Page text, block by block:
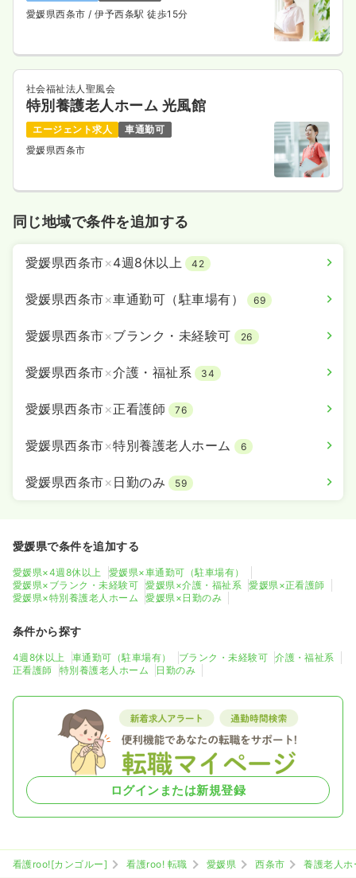
愛媛県西条市/ 伊予西条駅 徒歩15分
社会福祉法人聖風会
特別養護老人ホーム 光風館
エージェント求人
車通勤可
愛媛県西条市
同じ地域で条件を追加する
愛媛県西条市×4週8休以上 42
愛媛県西条市×車通勤可（駐車場有） 69
愛媛県西条市×ブランク・未経験可 26
愛媛県西条市×介護・福祉系 34
愛媛県西条市×正看護師 76
愛媛県西条市×特別養護老人ホーム 6
愛媛県西条市× 日勤のみ 59
愛媛県で条件を追加する
愛媛県×4週8休以上
愛媛県×車通勤可（駐車場有）
愛媛県×ブランク・未経験可
愛媛県×介護・福祉系
愛媛県×正看護師
愛媛県×特別養護老人ホーム
愛媛県×日勤のみ
条件から探す
4週8休以上 車通勤可（駐車場有） ブランク・未経験可
介護・福祉系
正看護師
特別養護老人ホーム 日勤のみ
ログインまたは新規登録
看護roo![カンゴルー] 看護roo! 転職 愛媛県 西条市
養護老人